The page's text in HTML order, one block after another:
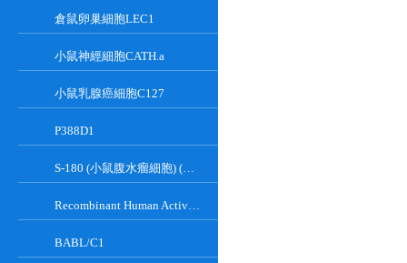
倉鼠卵巢細胞LEC1
小鼠神經細胞CATH.a
小鼠乳腺癌細胞C127
P388D1
S-180 (小鼠腹水瘤細胞) (種屬鑒定正確)
Recombinant Human Active Focal Adhesion Kinase
BABL/C1